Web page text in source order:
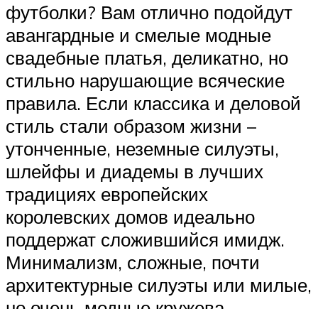
футболки? Вам отлично подойдут
авангардные и смелые модные
свадебные платья, деликатно, но
стильно нарушающие всяческие
правила. Если классика и деловой
стиль стали образом жизни –
утонченные, неземные силуэты,
шлейфы и диадемы в лучших
традициях европейских
королевских домов идеально
поддержат сложившийся имидж.
Минимализм, сложные, почти
архитектурные силуэты или милые,